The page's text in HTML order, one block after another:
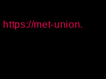
https://met-union.